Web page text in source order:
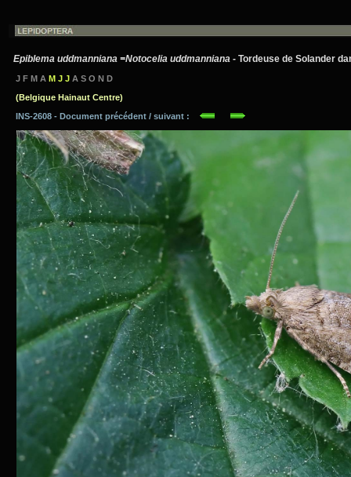
Epiblema uddmanniana =Notocelia uddmanniana - Tordeuse de Solander
J F M A M J J A S O N D
(Belgique Hainaut Centre)
INS-2608 - Document précédent / suivant :